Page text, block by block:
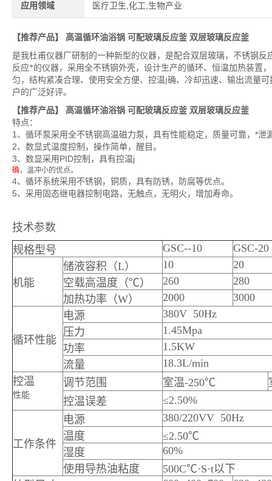
应用领域 医疗卫生,化工,生物产业
【推荐产品】 高温循环油浴锅 可配玻璃反应釜 双层玻璃反应釜
是我杜甫仪器厂研制的一种新型的仪器，是配合双层玻璃，不锈钢反
反应*的仪器，采用全不锈钢外壳，设计生产的循环、恒温加热装置
匀，结构紧凑合理、使用安全方便、控温j确、冷却迅速、输出流量
户的广泛好评。
【推荐产品】 高温循环油浴锅 可配玻璃反应釜 双层玻璃反应釜
特点：
1、循环泵采用全不锈钢高温磁力泵，具有性能稳定，质量可靠，*泄
2、数显式温度控制，操作简单，醒目。
3、数显采用PID控制，具有控温j
确，温冲小的优点。
4、循环系统采用不锈钢，铜质，具有防锈，防腐等优点。
5、采用固态继电器控制电路，无触点，无明火，增加寿命。
技术参数
规格型号
GSC--10 GSC-20
机能
储液容积（L） 10
20
空载高温度（℃）
260
280
加热功率（W）
2000 3000
循环性能
电源
380V 50Hz
压力
1.45Mpa
功率
1.5KW
流量
18.3L/min
控温
性能
调节范围 室温-250℃
控温误差
≤2.50%
工作条件
电源
380/220VV 50Hz
温度
≤2.50℃
湿度
60%
使用导热油粘度
500C℃·S·t以下